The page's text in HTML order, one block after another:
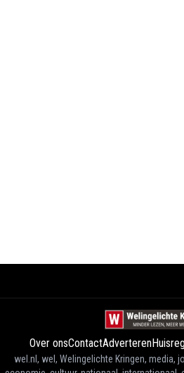
Over onsContactAdverteren
wel.nl, wel, Welingelichte Kringen, media,